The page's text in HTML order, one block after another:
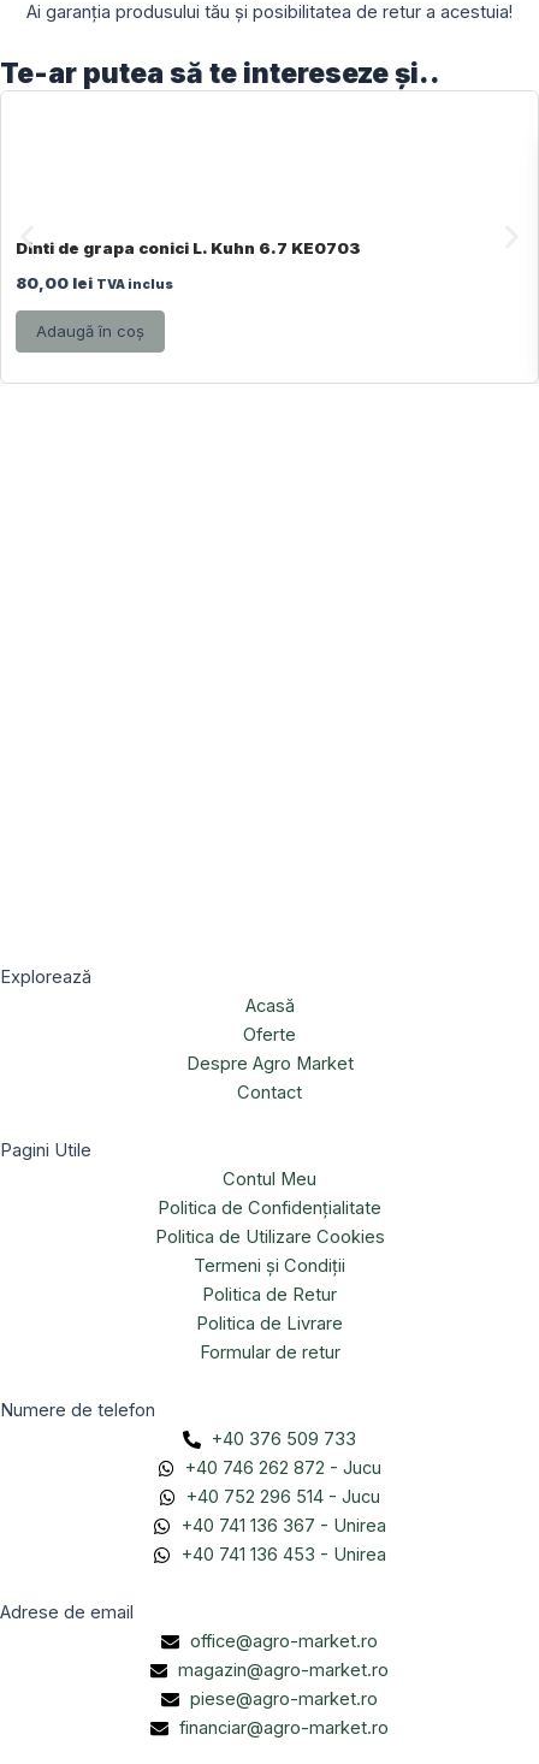
Ai garanția produsului tău și posibilitatea de retur a acestuia!
Te-ar putea să te intereseze și..
Dinti de grapa conici L. Kuhn 6.7 KE0703
80,00 lei TVA inclus
Adaugă în coș
Explorează
Acasă
Oferte
Despre Agro Market
Contact
Pagini Utile
Contul Meu
Politica de Confidențialitate
Politica de Utilizare Cookies
Termeni și Condiții
Politica de Retur
Politica de Livrare
Formular de retur
Numere de telefon
+40 376 509 733
+40 746 262 872 - Jucu
+40 752 296 514 - Jucu
+40 741 136 367 - Unirea
+40 741 136 453 - Unirea
Adrese de email
office@agro-market.ro
magazin@agro-market.ro
piese@agro-market.ro
financiar@agro-market.ro